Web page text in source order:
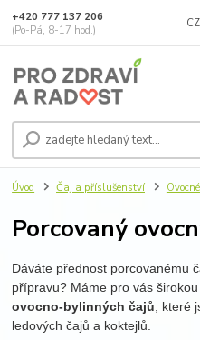
+420 777 137 206
(Po-Pá, 8-17 hod.)
Úvod Čaj a příslušenství
Porcovaný
Dáváte přednost porcovanému
přípravu? Máme pro vás
ovocno-bylinných čajů , které
ledových čajů a koktejlů.